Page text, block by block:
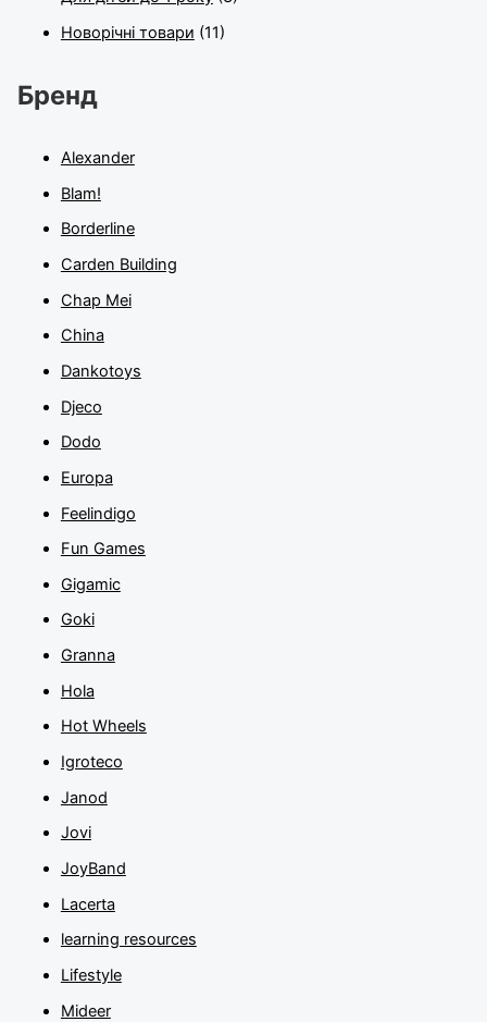
Новорічні товари (11)
Бренд
Alexander
Blam!
Borderline
Carden Building
Chap Mei
China
Dankotoys
Djeco
Dodo
Europa
Feelindigo
Fun Games
Gigamic
Goki
Granna
Hola
Hot Wheels
Igroteco
Janod
Jovi
JoyBand
Lacerta
learning resources
Lifestyle
Mideer